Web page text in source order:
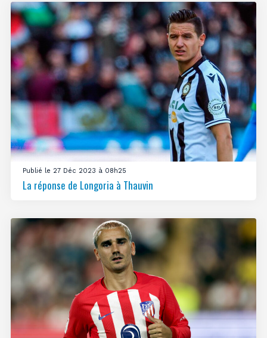
Publié le 27 Déc 2023 à 08h25
La réponse de Longoria à Thauvin